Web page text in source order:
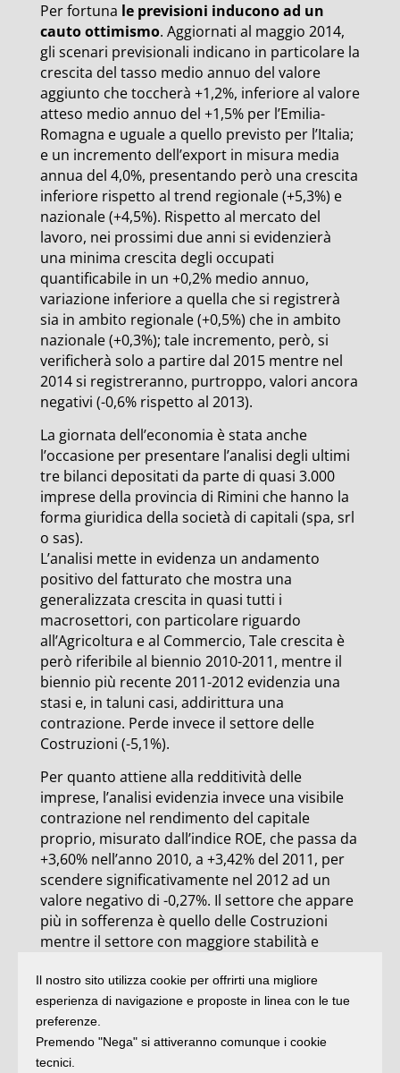
Per fortuna le previsioni inducono ad un
cauto ottimismo. Aggiornati al maggio 2014,
gli scenari previsionali indicano in particolare la
crescita del tasso medio annuo del valore
aggiunto che toccherà +1,2%, inferiore al valore
atteso medio annuo del +1,5% per l’Emilia-
Romagna e uguale a quello previsto per l’Italia;
e un incremento dell’export in misura media
annua del 4,0%, presentando però una crescita
inferiore rispetto al trend regionale (+5,3%) e
nazionale (+4,5%). Rispetto al mercato del
lavoro, nei prossimi due anni si evidenzierà
una minima crescita degli occupati
quantificabile in un +0,2% medio annuo,
variazione inferiore a quella che si registrerà
sia in ambito regionale (+0,5%) che in ambito
nazionale (+0,3%); tale incremento, però, si
verificherà solo a partire dal 2015 mentre nel
2014 si registreranno, purtroppo, valori ancora
negativi (-0,6% rispetto al 2013).
La giornata dell’economia è stata anche
l’occasione per presentare l’analisi degli ultimi
tre bilanci depositati da parte di quasi 3.000
imprese della provincia di Rimini che hanno la
forma giuridica della società di capitali (spa, srl
o sas).
L’analisi mette in evidenza un andamento
positivo del fatturato che mostra una
generalizzata crescita in quasi tutti i
macrosettori, con particolare riguardo
all’Agricoltura e al Commercio, Tale crescita è
però riferibile al biennio 2010-2011, mentre il
biennio più recente 2011-2012 evidenzia una
stasi e, in taluni casi, addirittura una
contrazione. Perde invece il settore delle
Costruzioni (-5,1%).
Per quanto attiene alla redditività delle
imprese, l’analisi evidenzia invece una visibile
contrazione nel rendimento del capitale
proprio, misurato dall’indice ROE, che passa da
+3,60% nell’anno 2010, a +3,42% del 2011, per
scendere significativamente nel 2012 ad un
valore negativo di -0,27%. Il settore che appare
più in sofferenza è quello delle Costruzioni
mentre il settore con maggiore stabilità e
Commercio, mentre gli altri settori sono molto
prossimi allo zero. Occorre sottolineare che
quando si parla di commercio ci si riferisce non
tanto alla rete dei piccoli negozi (che
notoriamente da anni è in sofferenza) quanto
Il nostro sito utilizza cookie per offrirti una migliore
esperienza di navigazione e proposte in linea con le tue
preferenze.
Premendo "Nega" si attiveranno comunque i cookie
tecnici.